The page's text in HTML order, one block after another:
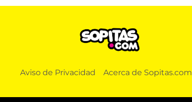
Aviso de Privacidad Acerca de Sopitas.com